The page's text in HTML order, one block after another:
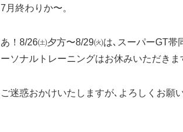
7月終わりか〜。
あ！8/26㈯夕方〜8/29㈫は､スーパーGT
ーソナルトレーニングはお休みいただきま
ご迷惑おかけいたしますが､よろしくお願